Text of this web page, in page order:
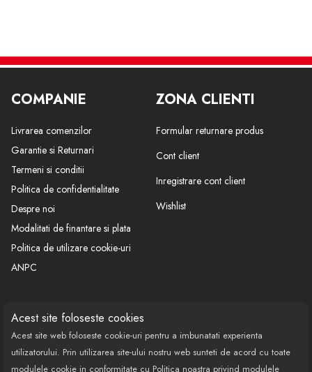
Acest site foloseste cookies
Acest site web foloseste cookie-uri pentru a imbunatati experienta
utilizatorului. Prin utilizarea site-ului nostru web sunteti de acord cu toate
modulele cookie in conformitate cu Politica noastra privind modulele
COMPANIE
Livrarea comenzilor
Garantie si Returnari
Termeni si conditii
Politica de confidentialitate
Despre noi
Modalitati de finantare si plata
Politica de utilizare cookie-uri
ANPC
ZONA CLIENTI
Formular returnare produs
Cont client
Inregistrare cont client
Wishlist
CONTACT
Call Center: 0377 100 941
Program de lucru: Luni-Vineri